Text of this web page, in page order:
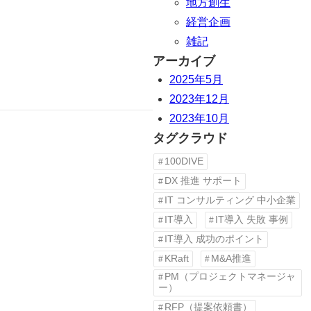
経営企画
雑記
アーカイブ
2025年5月
2023年12月
2023年10月
タグクラウド
100DIVE
DX 推進 サポート
IT コンサルティング 中小企業
IT導入
IT導入 失敗 事例
IT導入 成功のポイント
KRaft
M&A推進
PM（プロジェクトマネージャ
ー）
RFP（提案依頼書）